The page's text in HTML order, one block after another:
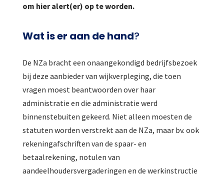
om hier alert(er) op te worden.
Wat is er aan de hand?
De NZa bracht een onaangekondigd bedrijfsbezoek
bij deze aanbieder van wijkverpleging, die toen
vragen moest beantwoorden over haar
administratie en die administratie werd
binnenstebuiten gekeerd. Niet alleen moesten de
statuten worden verstrekt aan de NZa, maar bv. ook
rekeningafschriften van de spaar- en
betaalrekening, notulen van
aandeelhoudersvergaderingen en de werkinstructie